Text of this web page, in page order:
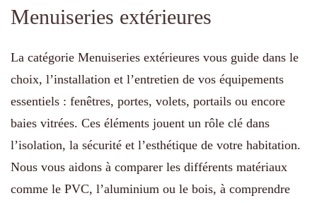
Menuiseries extérieures
La catégorie Menuiseries extérieures vous guide dans le
choix, l’installation et l’entretien de vos équipements
essentiels : fenêtres, portes, volets, portails ou encore
baies vitrées. Ces éléments jouent un rôle clé dans
l’isolation, la sécurité et l’esthétique de votre habitation.
Nous vous aidons à comparer les différents matériaux
comme le PVC, l’aluminium ou le bois, à comprendre